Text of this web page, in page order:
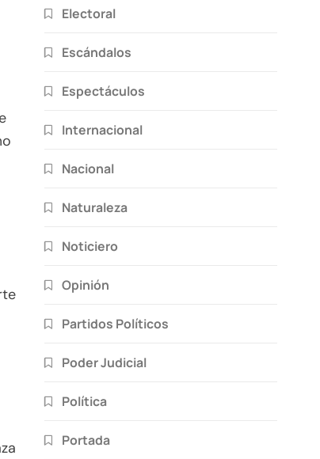
Electoral
Escándalos
Espectáculos
Internacional
Nacional
Naturaleza
Noticiero
Opinión
Partidos Políticos
Poder Judicial
Política
Portada